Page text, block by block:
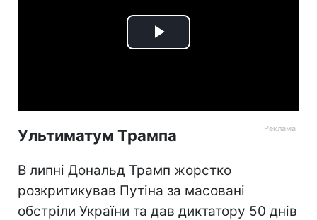
Play
Ультиматум Трампа
В липні Дональд Трамп жорстко
розкритикував Путіна за масовані
обстріли України та дав диктатору 50 днів